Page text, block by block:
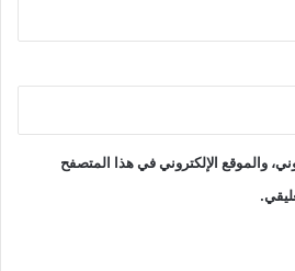
والموقع الإلكتروني في هذا المتصفح